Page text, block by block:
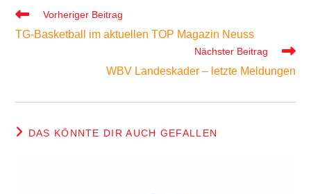
Weitere
ansehen
Vorheriger Beitrag
TG-Basketball im aktuellen TOP Magazin Neuss
Nächster Beitrag
WBV Landeskader – letzte Meldungen
DAS KÖNNTE DIR AUCH GEFALLEN